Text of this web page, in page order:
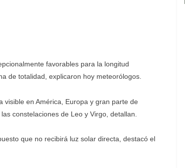
favorables para la longitud
de totalidad, explicaron hoy meteorólogos.
en América, Europa y gran parte de
constelaciones de Leo y Virgo, detallan.
que no recibirá luz solar directa, destacó el